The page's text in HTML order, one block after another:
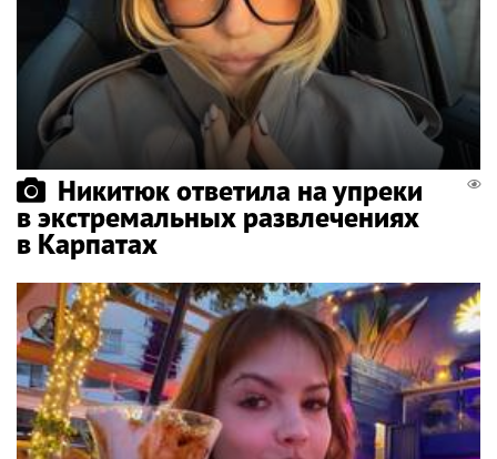
Никитюк ответила на упреки
в экстремальных развлечениях
в Карпатах